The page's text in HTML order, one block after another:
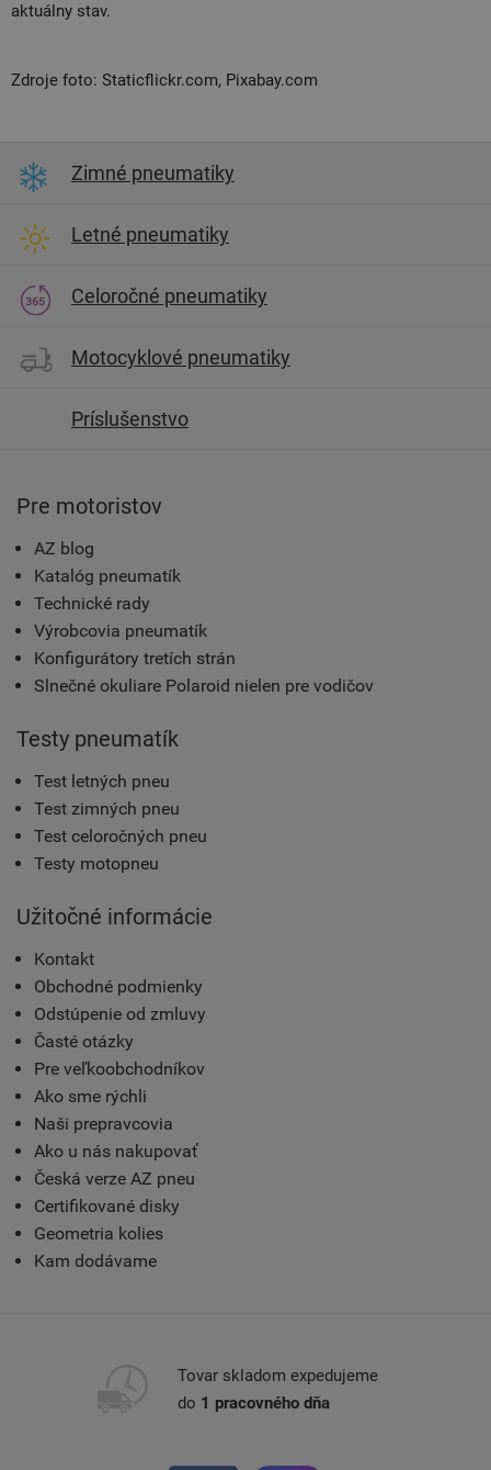
aktuálny stav.
Zdroje foto: Staticflickr.com, Pixabay.com
Zimné pneumatiky
Letné pneumatiky
Celoročné pneumatiky
Motocyklové pneumatiky
Príslušenstvo
Pre motoristov
AZ blog
Katalóg pneumatík
Technické rady
Výrobcovia pneumatík
Konfigurátory tretích strán
Slnečné okuliare Polaroid nielen pre vodičov
Testy pneumatík
Test letných pneu
Test zimných pneu
Test celoročných pneu
Testy motopneu
Užitočné informácie
Kontakt
Obchodné podmienky
Odstúpenie od zmluvy
Časté otázky
Pre veľkoobchodníkov
Ako sme rýchli
Naši prepravcovia
Ako u nás nakupovať
Česká verze AZ pneu
Certifikované disky
Geometria kolies
Kam dodávame
Tovar skladom expedujeme
do 1 pracovného dňa